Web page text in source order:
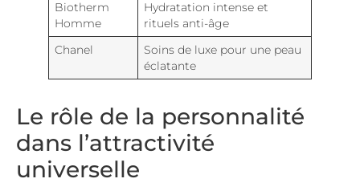
Biotherm
Homme
Hydratation intense et
rituels anti-âge
Chanel
Soins de luxe pour une peau
éclatante
Le rôle de la personnalité
dans l’attractivité
universelle